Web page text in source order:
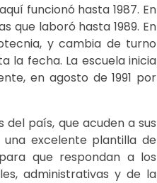
funcionó hasta 1987. En
que laboró hasta 1989. En
y cambia de turno
la fecha. La escuela inicia
en agosto de 1991 por
país, que acuden a sus
excelente plantilla de
que respondan a los
administrativas y de la